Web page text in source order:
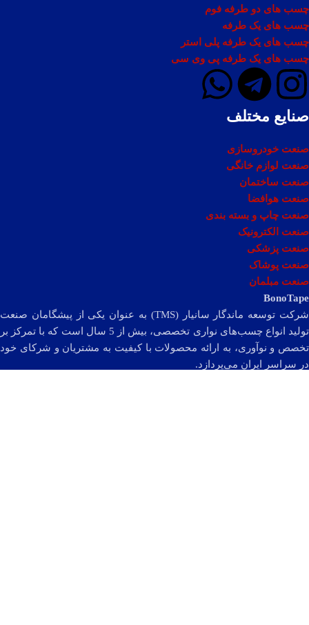
چسب های دو طرفه فوم
چسب های یک طرفه
چسب های یک طرفه پلی استر
چسب های یک طرفه پی وی سی
صنایع مختلف
صنعت خودروسازی
صنعت لوازم خانگی
صنعت ساختمان
صنعت هوافضا
صنعت چاپ و بسته بندی
صنعت الکترونیک
صنعت پزشکی
صنعت پوشاک
صنعت مبلمان
BonoTape
شرکت توسعه ماندگار سانیار (TMS) به عنوان یکی از پیشگامان صنعت
تولید انواع چسب‌های نواری تخصصی، بیش از 5 سال است که با تمرکز بر
تخصص و نوآوری، به ارائه محصولات با کیفیت به مشتریان و شرکای خود
در سراسر ایران می‌پردازد.